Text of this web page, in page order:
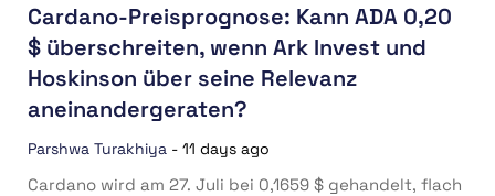
Cardano-Preisprognose: Kann ADA 0,20
$ überschreiten, wenn Ark Invest und
Hoskinson über seine Relevanz
aneinandergeraten?
Parshwa Turakhiya - 11 days ago
Cardano wird am 27. Juli bei 0,1659 $ gehandelt, flach